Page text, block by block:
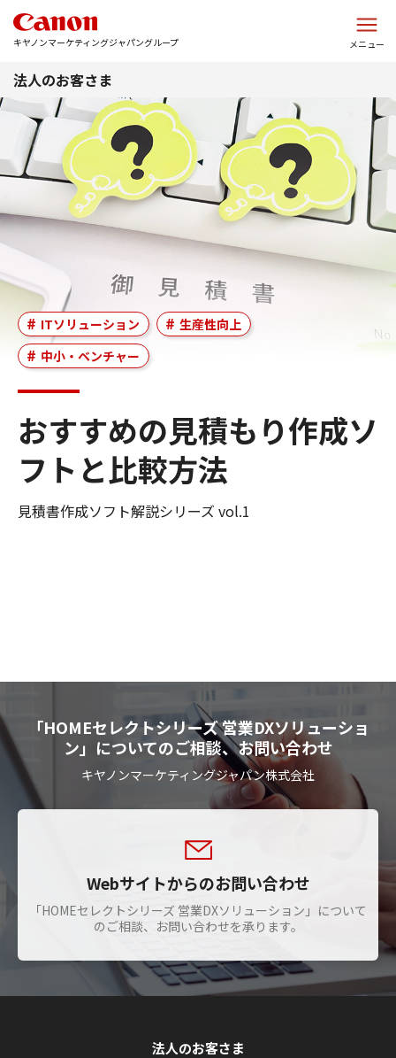
キヤノンマーケティングジャパングループ メニュー
法人のお客さま
おすすめの見積もり作成ソ
フトと比較方法
見積書作成ソフト解説シリーズ vol.1
ITソリューション
生産性向上
中小・ベンチャー
「HOMEセレクトシリーズ 営業DXソリューショ
ン」についてのご相談、お問い合わせ
キヤノンマーケティングジャパン株式会社
Webサイトからのお問い合わせ
「HOMEセレクトシリーズ 営業DXソリューション」について
のご相談、お問い合わせを承ります。
法人のお客さま